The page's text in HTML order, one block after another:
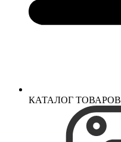
КАТАЛОГ ТОВАРОВ